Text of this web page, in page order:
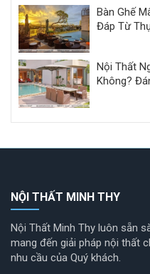
Bàn Ghế
Đáp Từ
Nội Thất
Không?
NỘI THẤT MINH THY
Nội Thất Minh Thy luôn sẵn
mang đến giải pháp nội thất
nhu cầu của Quý khách.